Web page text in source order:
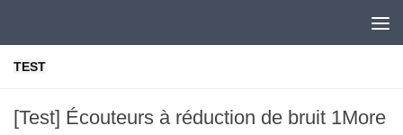
TEST
[Test] Écouteurs à réduction de bruit 1More